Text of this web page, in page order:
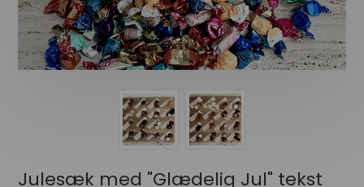
Julesæk med "Glædelig Jul" tekst